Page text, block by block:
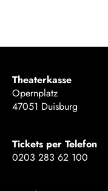
Theaterkasse
Opernplatz
47051 Duisburg
Tickets per Telefon
0203 283 62 100